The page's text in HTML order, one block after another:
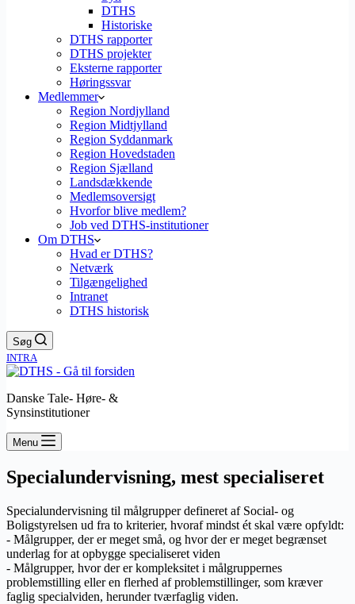
DTHS
Historiske
DTHS rapporter
DTHS projekter
Eksterne rapporter
Høringssvar
Medlemmer
Region Nordjylland
Region Midtjylland
Region Syddanmark
Region Hovedstaden
Region Sjælland
Landsdækkende
Medlemsoversigt
Hvorfor blive medlem?
Job ved DTHS-institutioner
Om DTHS
Hvad er DTHS?
Netværk
Tilgængelighed
Intranet
DTHS historisk
Søg
INTRA
Danske Tale- Høre- &
Synsinstitutioner
Menu
Specialundervisning, mest specialiseret
Specialundervisning til målgrupper defineret af Social- og
Boligstyrelsen ud fra to kriterier, hvoraf mindst ét skal være opfyldt:
- Målgrupper, der er meget små, og hvor der er meget begrænset
underlag for at opbygge specialiseret viden
- Målgrupper, hvor der er kompleksitet i målgruppernes
problemstilling eller en flerhed af problemstillinger, som kræver
faglig specialviden, herunder tværfaglig viden.